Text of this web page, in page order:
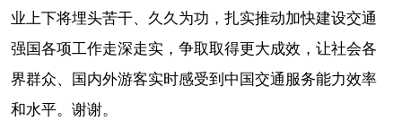
业上下将埋头苦干、久久为功，扎实推动加快建设交通
强国各项工作走深走实，争取取得更大成效，让社会各
界群众、国内外游客实时感受到中国交通服务能力效率
和水平。谢谢。